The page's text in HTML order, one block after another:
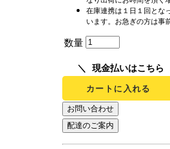
在庫連携は１日１回とな
います。お急ぎの方は事
数量
現金払いはこちら
カートに入れる